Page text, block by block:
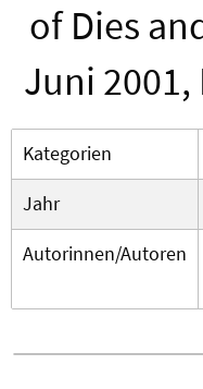
of Dies
Juni 2001,
Kategorien
Jahr
Autorinnen/Autoren